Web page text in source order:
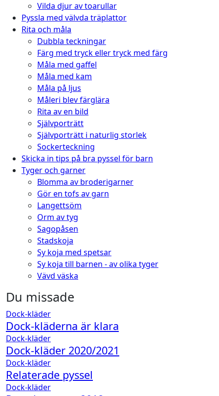
Vilda djur av toarullar
Pyssla med välvda träplattor
Rita och måla
Dubbla teckningar
Färg med tryck eller tryck med färg
Måla med gaffel
Måla med kam
Måla på ljus
Måleri blev färglära
Rita av en bild
Självporträtt
Självporträtt i naturlig storlek
Sockerteckning
Skicka in tips på bra pyssel för barn
Tyger och garner
Blomma av broderigarner
Gör en tofs av garn
Langettsöm
Orm av tyg
Sagopåsen
Stadskoja
Sy koja med spetsar
Sy koja till barnen - av olika tyger
Vävd väska
Du missade
Dock-kläder
Dock-kläderna är klara
Dock-kläder
Dock-kläder 2020/2021
Dock-kläder
Relaterade pyssel
Dock-kläder